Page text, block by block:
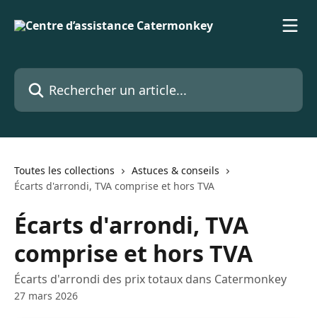
Rechercher un article...
Toutes les collections
Astuces & conseils
Écarts d'arrondi, TVA comprise et hors TVA
Écarts d'arrondi, TVA
comprise et hors TVA
Écarts d'arrondi des prix totaux dans Catermonkey
27 mars 2026